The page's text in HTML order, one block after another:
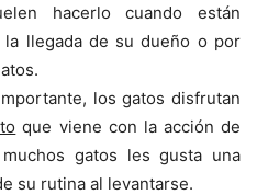
hacerlo cuando están
llegada de su dueño o por
los gatos disfrutan
que viene con la acción de
gatos les gusta una
su rutina al levantarse.